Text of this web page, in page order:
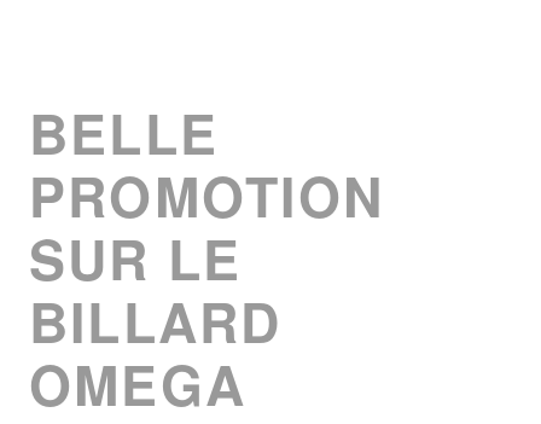
BELLE
PROMOTION
SUR LE
BILLARD
OMEGA